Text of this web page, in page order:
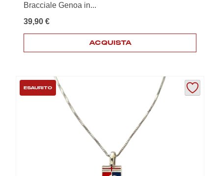
Bracciale Genoa in...
39,90 €
ACQUISTA
ESAURITO